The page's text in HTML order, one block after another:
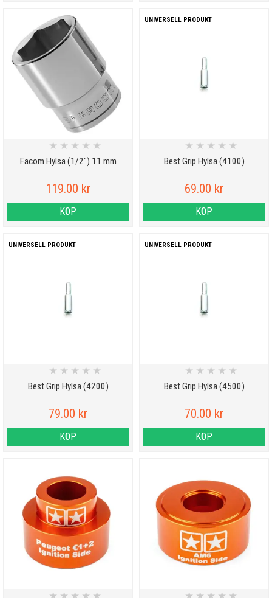
Facom Hylsa (1/2") 11 mm
★ ★ ★ ★ ★
119.00 kr
KÖP
UNIVERSELL PRODUKT
Best Grip Hylsa (4100)
★ ★ ★ ★ ★
69.00 kr
KÖP
UNIVERSELL PRODUKT
Best Grip Hylsa (4200)
★ ★ ★ ★ ★
79.00 kr
KÖP
UNIVERSELL PRODUKT
Best Grip Hylsa (4500)
★ ★ ★ ★ ★
70.00 kr
KÖP